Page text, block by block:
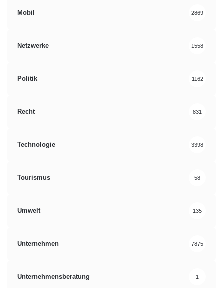
Mobil 2869
Netzwerke 1558
Politik 1162
Recht 831
Technologie 3398
Tourismus 58
Umwelt 135
Unternehmen 7875
Unternehmensberatung 1